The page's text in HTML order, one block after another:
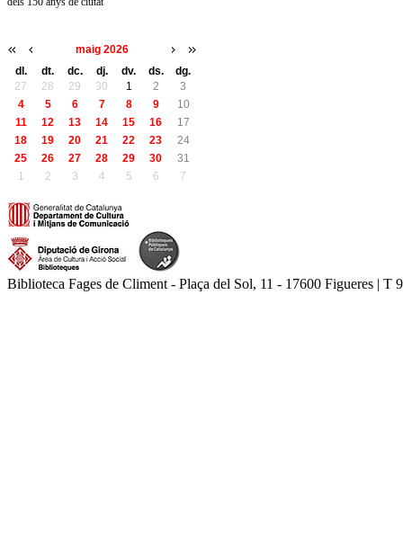
maig 2026
dl.
dt. dc. dj. dv. ds.
dg.
27
28 29 30 1 2
3
4
5 6 7 8 9
10
11
12 13 14 15 16
17
18
19 20 21 22 23
24
25
26 27 28 29 30
31
1
2 3 4 5 6 7
Biblioteca Fages de Climent - Plaça del Sol, 11 - 17600 Figueres |